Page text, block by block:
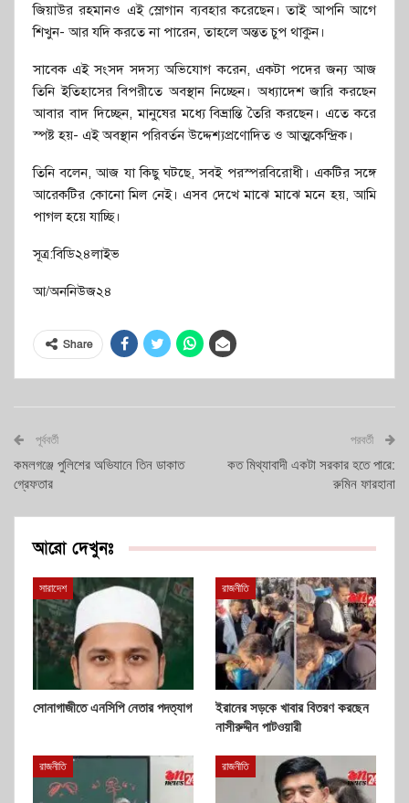
জিয়াউর রহমানও এই স্লোগান ব্যবহার করেছেন। তাই আপনি আগে
শিখুন- আর যদি করতে না পারেন, তাহলে অন্তত চুপ থাকুন।
সাবেক এই সংসদ সদস্য অভিযোগ করেন, একটা পদের জন্য আজ
তিনি ইতিহাসের বিপরীতে অবস্থান নিচ্ছেন। অধ্যাদেশ জারি করছেন
আবার বাদ দিচ্ছেন, মানুষের মধ্যে বিভ্রান্তি তৈরি করছেন। এতে করে
স্পষ্ট হয়- এই অবস্থান পরিবর্তন উদ্দেশ্যপ্রণোদিত ও আত্মকেন্দ্রিক।
তিনি বলেন, আজ যা কিছু ঘটছে, সবই পরস্পরবিরোধী। একটির সঙ্গে
আরেকটির কোনো মিল নেই। এসব দেখে মাঝে মাঝে মনে হয়, আমি
পাগল হয়ে যাচ্ছি।
সূত্র:বিডি২৪লাইভ
আ/অননিউজ২৪
Share
পূর্ববর্তী
কমলগঞ্জে পুলিশের অভিযানে তিন ডাকাত
গ্রেফতার
পরবর্তী
কত মিথ্যাবাদী একটা সরকার হতে পারে:
রুমিন ফারহানা
আরো দেখুনঃ
সারাদেশ
সোনাগাজীতে এনসিপি নেতার পদত্যাগ
রাজনীতি
ইরানের সড়কে খাবার বিতরণ করছেন
নাসীরুদ্দীন পাটওয়ারী
রাজনীতি রাজনীতি